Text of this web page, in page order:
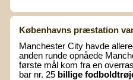
Københavns præstation
Manchester City havde
anden runde opnåede
første mål kom fra en
bar nr. 25 billige